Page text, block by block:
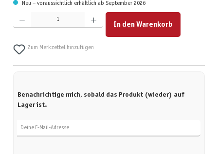
Neu – voraussichtlich erhältlich ab September 2026
Produkt Anzahl: Gib den gewünschten Wert ein oder benutze die Schaltflächen um die Anzahl zu
In den Warenkorb
Zum Merkzettel hinzufügen
Benachrichtige mich, sobald das Produkt (wieder) auf
Lager ist.